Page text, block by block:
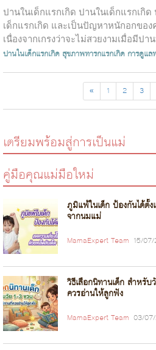
ปานในเด็กแรกเกิด ปานในเด็กแรกเกิ
เด็กแรกเกิด และเป็นปัญหาหนักอกข
เนื่องจากเกรงว่าจะไม่สวยงามเมื่อมีป
ทอล์ค ไ...
ปานในเด็กแรกเกิด สุขภาพทารกแรกเกิด การดูแล
« 1 2 3
เตรียมพร้อมสู่การเป็นแม่
คู่มือคุณแม่มือใหม่
ภูมิแพ้ในเด็ก ป้องกันได้ตั้
จากนมแม่
MamaExpert Team 15/
วิธีเลือกนิทานเด็ก สำหรั
ควรอ่านให้ลูกฟัง
MamaExpert Team 03/